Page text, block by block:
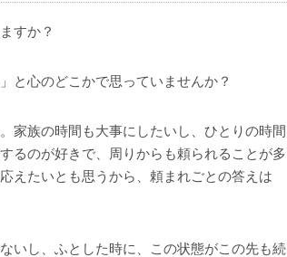
すか？
と心のどこかで思っていませんか？
家族の時間も大事にしたいし、ひとりの時間
るのが好きで、周りからも頼られることが多
えたいとも思うから、頼まれごとの答えは
いし、ふとした時に、この状態がこの先も続